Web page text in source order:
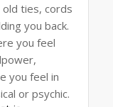
ties, cords
you back.
you feel
you feel in
or psychic.